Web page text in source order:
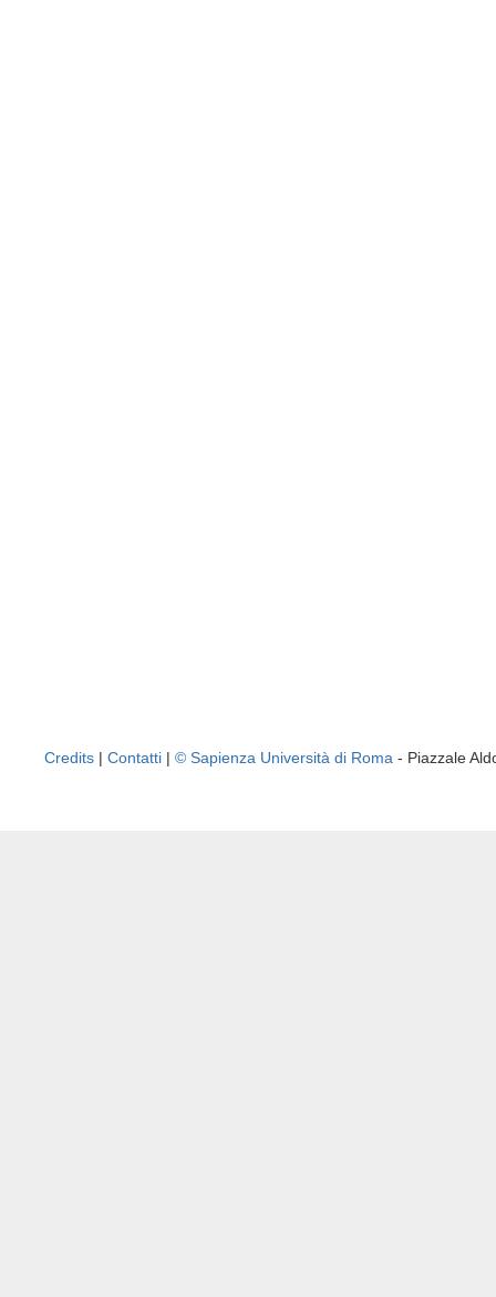
Credits | Contatti | © Sapienza Università di Roma - Piazzale